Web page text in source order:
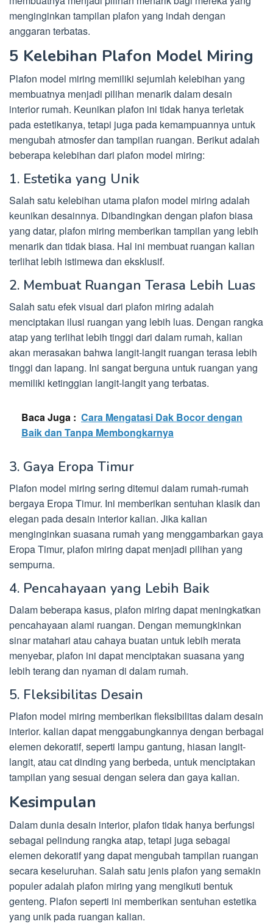
menginginkan tampilan plafon yang indah dengan
anggaran terbatas.
5 Kelebihan Plafon Model Miring
Plafon model miring memiliki sejumlah kelebihan yang
membuatnya menjadi pilihan menarik dalam desain
interior rumah. Keunikan plafon ini tidak hanya terletak
pada estetikanya, tetapi juga pada kemampuannya untuk
mengubah atmosfer dan tampilan ruangan. Berikut adalah
beberapa kelebihan dari plafon model miring:
1. Estetika yang Unik
Salah satu kelebihan utama plafon model miring adalah
keunikan desainnya. Dibandingkan dengan plafon biasa
yang datar, plafon miring memberikan tampilan yang lebih
menarik dan tidak biasa. Hal ini membuat ruangan kalian
terlihat lebih istimewa dan eksklusif.
2. Membuat Ruangan Terasa Lebih Luas
Salah satu efek visual dari plafon miring adalah
menciptakan ilusi ruangan yang lebih luas. Dengan rangka
atap yang terlihat lebih tinggi dari dalam rumah, kalian
akan merasakan bahwa langit-langit ruangan terasa lebih
tinggi dan lapang. Ini sangat berguna untuk ruangan yang
memiliki ketinggian langit-langit yang terbatas.
Baca Juga : Cara Mengatasi Dak Bocor dengan
Baik dan Tanpa Membongkarnya
3. Gaya Eropa Timur
Plafon model miring sering ditemui dalam rumah-rumah
bergaya Eropa Timur. Ini memberikan sentuhan klasik dan
elegan pada desain interior kalian. Jika kalian
menginginkan suasana rumah yang menggambarkan gaya
Eropa Timur, plafon miring dapat menjadi pilihan yang
sempurna.
4. Pencahayaan yang Lebih Baik
Dalam beberapa kasus, plafon miring dapat meningkatkan
pencahayaan alami ruangan. Dengan memungkinkan
sinar matahari atau cahaya buatan untuk lebih merata
menyebar, plafon ini dapat menciptakan suasana yang
lebih terang dan nyaman di dalam rumah.
5. Fleksibilitas Desain
Plafon model miring memberikan fleksibilitas dalam desain
interior. kalian dapat menggabungkannya dengan berbagai
elemen dekoratif, seperti lampu gantung, hiasan langit-
langit, atau cat dinding yang berbeda, untuk menciptakan
tampilan yang sesuai dengan selera dan gaya kalian.
Kesimpulan
Dalam dunia desain interior, plafon tidak hanya berfungsi
sebagai pelindung rangka atap, tetapi juga sebagai
elemen dekoratif yang dapat mengubah tampilan ruangan
secara keseluruhan. Salah satu jenis plafon yang semakin
populer adalah plafon miring yang mengikuti bentuk
genteng. Plafon seperti ini memberikan sentuhan estetika
yang unik pada ruangan kalian.